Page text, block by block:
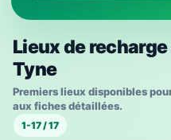
Lieux de
Tyne
Premiers lieux disponibles
aux fiches détaillées.
1-17 / 17